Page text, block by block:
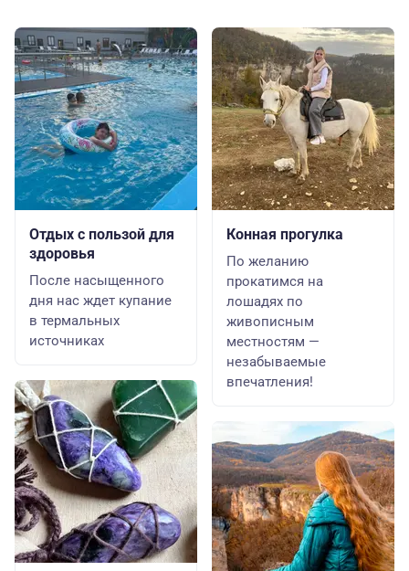
Отдых с пользой для
здоровья
После насыщенного
дня нас ждет купание
в термальных
источниках
Конная прогулка
По желанию
прокатимся на
лошадях по
живописным
местностям —
незабываемые
впечатления!